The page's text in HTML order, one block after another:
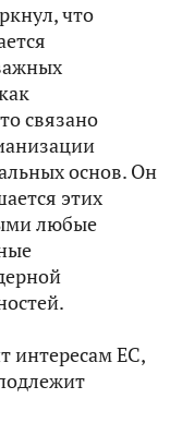
что
связано
основ. Он
этих
любые
интересам ЕС,